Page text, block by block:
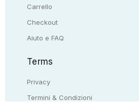
Carrello
Checkout
Aiuto e FAQ
Terms
Privacy
Termini & Condizioni